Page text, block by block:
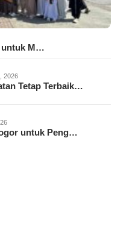
untuk M…
2026
Tetap Terbaik…
untuk Peng…